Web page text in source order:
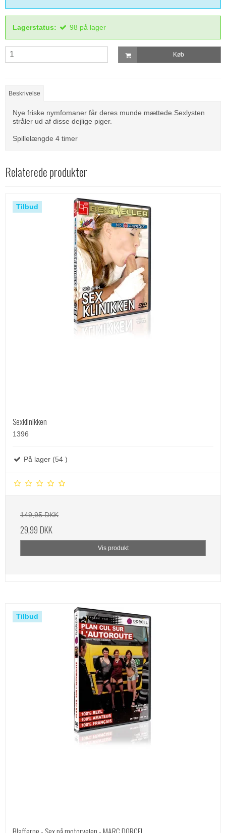
Lagerstatus: 98 på lager
Køb
Beskrivelse
Nye friske nymfomaner får deres munde mættede.Sexlysten
stråler ud af disse dejlige piger.
Spillelængde 4 timer
Relaterede produkter
Tilbud
Sexklinikken
1396
På lager (54 )
149,95 DKK
29,99 DKK
Vis produkt
Tilbud